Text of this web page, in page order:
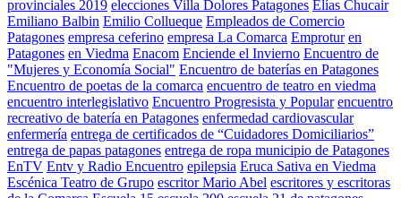
provinciales 2019 elecciones Villa Dolores Patagones Elías Chucair
Emiliano Balbin Emilio Collueque Empleados de Comercio
Patagones empresa ceferino empresa La Comarca Emprotur en
Patagones en Viedma Enacom Enciende el Invierno Encuentro de
"Mujeres y Economía Social" Encuentro de baterías en Patagones
Encuentro de poetas de la comarca encuentro de teatro en viedma
encuentro interlegislativo Encuentro Progresista y Popular encuentro
recreativo de batería en Patagones enfermedad cardiovascular
enfermería entrega de certificados de “Cuidadores Domiciliarios”
entrega de papas patagones entrega de ropa municipio de Patagones
EnTV Entv y Radio Encuentro epilepsia Eruca Sativa en Viedma
Escénica Teatro de Grupo escritor Mario Abel escritores y escritoras